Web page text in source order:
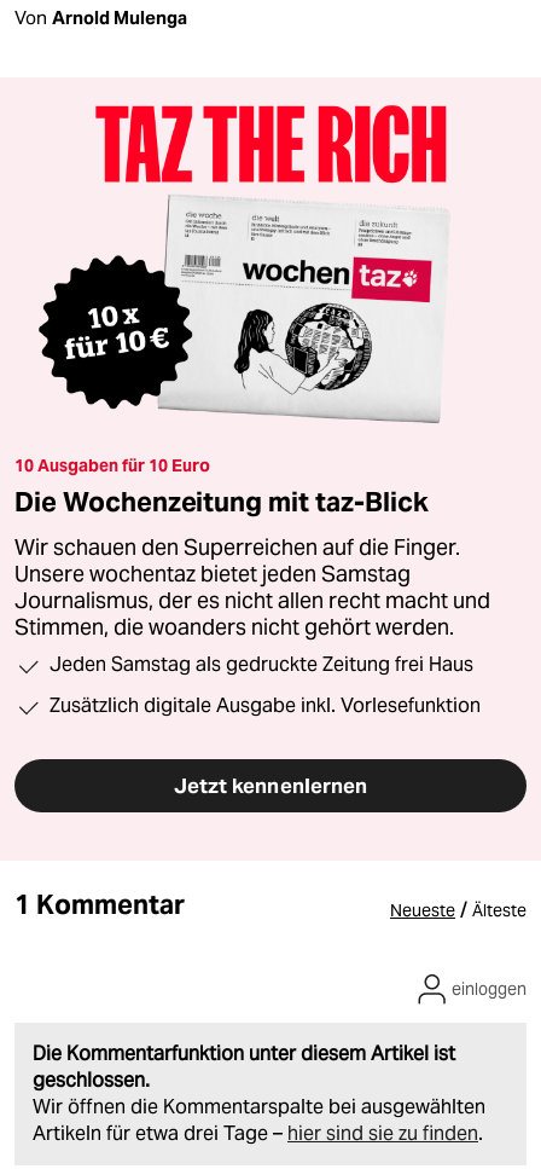
Von Arnold Mulenga
10 Ausgaben für 10 Euro
Die Wochenzeitung mit taz-Blick
Wir schauen den Superreichen auf die Finger.
Unsere wochentaz bietet jeden Samstag
Journalismus, der es nicht allen recht macht und
Stimmen, die woanders nicht gehört werden.
Jeden Samstag als gedruckte Zeitung frei Haus
Zusätzlich digitale Ausgabe inkl. Vorlesefunktion
Jetzt kennenlernen
1 Kommentar Neueste / Älteste
Die Kommentarfunktion unter diesem Artikel ist
geschlossen.
Wir öffnen die Kommentarspalte bei ausgewählten
Artikeln für etwa drei Tage – hier sind sie zu finden.
einloggen